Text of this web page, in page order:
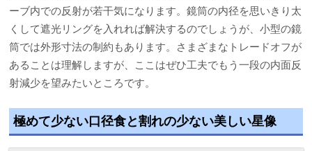
ーブ内での反射が若干気になります。鏡筒の内径を思いきり太
くして遮光リングを入れれば解決するのでしょうが、小型の鏡
筒では外形寸法の制約もあります。さまざまなトレードオフが
あることは理解しますが、ここはぜひ工夫でもう一段の内面反
射減少を望みたいところです。
極めて少ない口径食と割れの少ない美しい星像